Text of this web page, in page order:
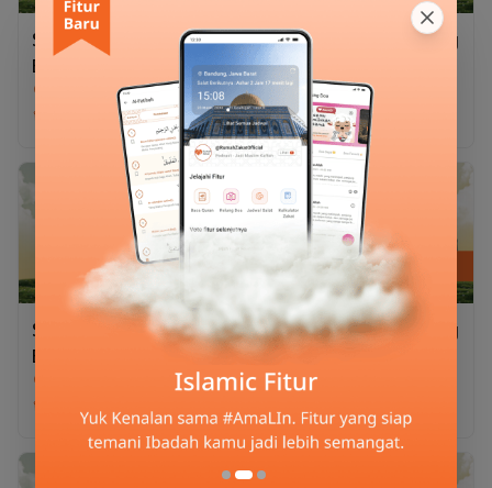
Superqurban Kambing
Bersama Kak Enaw
Rp2.975.000
Kornet, Rendang
Superqurban Kambing
Bersama Kak Naura
Faeyza
Rp2.975.000
Kornet, Rendang
Superqurban Kambing
Bersama Kak Fara
Superqurban Kambing
Bersama Kak Riza
Ramadani
Rp2.975.000